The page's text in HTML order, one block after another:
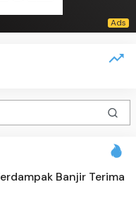
Banjir Terima